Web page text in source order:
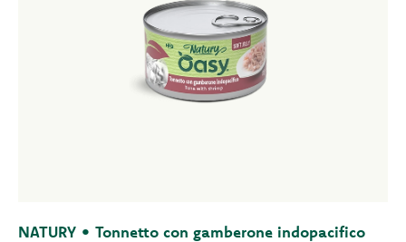
NATURY • Tonnetto con gamberone indopacifico